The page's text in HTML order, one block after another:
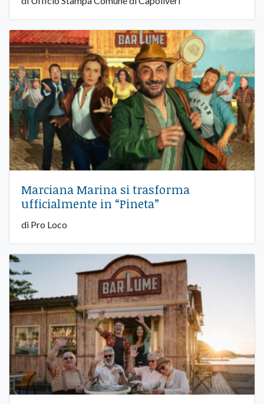
Marciana Marina si trasforma
ufficialmente in “Pineta”
di Pro Loco